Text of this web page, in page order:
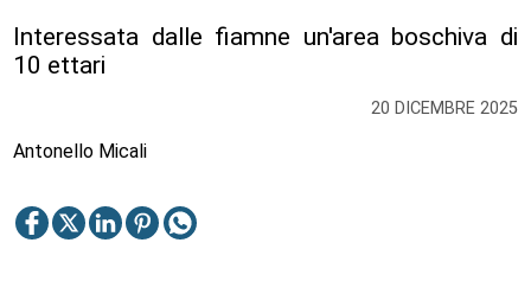
20 DICEMBRE 2025
Interessata dalle fiamne un'area boschiva di
10 ettari
Antonello Micali